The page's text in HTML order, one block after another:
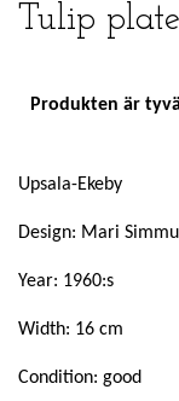
Tulip
Produkten är
Upsala-Ekeby
Design: Mari
Year: 1960:s
Width: 16 cm
Condition: good